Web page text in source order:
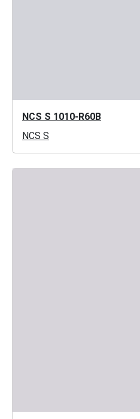
NCS S 1010-R60B
NCS S